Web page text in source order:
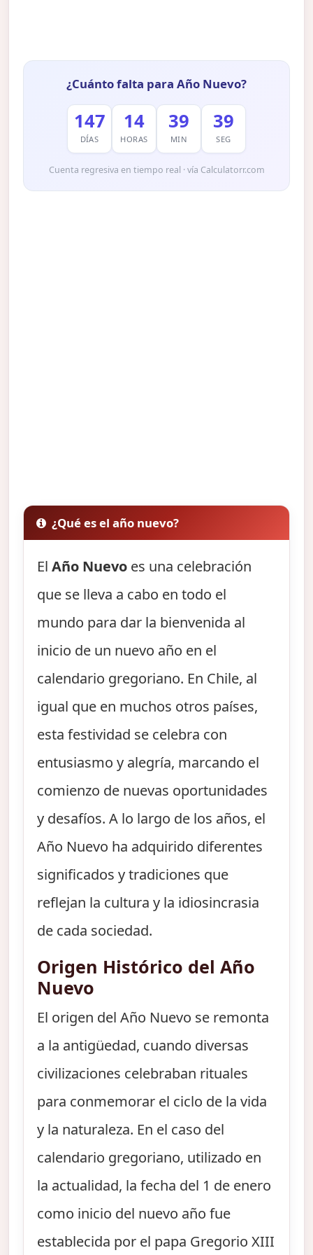
¿Cuánto falta para Año Nuevo?
147
DÍAS
14
HORAS
39
MIN
38
SEG
Cuenta regresiva en tiempo real · vía Calculatorr.com
¿Qué es el año nuevo?
ElAño Nuevo es una celebración
que se lleva a cabo en todo el
mundo para dar la bienvenida al
inicio de un nuevo año en el
calendario gregoriano. En Chile, al
igual que en muchos otros países,
esta festividad se celebra con
entusiasmo y alegría, marcando el
comienzo de nuevas oportunidades
y desafíos. A lo largo de los años, el
Año Nuevo ha adquirido diferentes
significados y tradiciones que
reflejan la cultura y la idiosincrasia
de cada sociedad.
Origen Histórico del Año
Nuevo
El origen del Año Nuevo se remonta
a la antigüedad, cuando diversas
civilizaciones celebraban rituales
para conmemorar el ciclo de la vida
y la naturaleza. En el caso del
calendario gregoriano, utilizado en
la actualidad, la fecha del 1 de enero
como inicio del nuevo año fue
establecida por el papa Gregorio XIII